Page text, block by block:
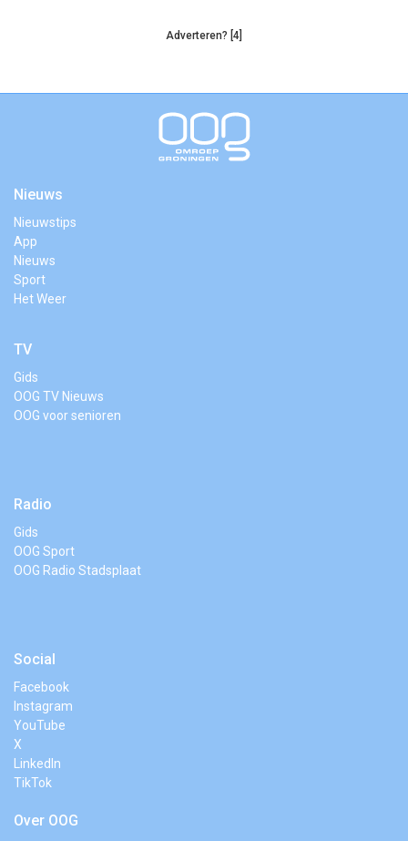
Adverteren? [4]
Nieuws
Nieuwstips
App
Nieuws
Sport
Het Weer
TV
Gids
OOG TV Nieuws
OOG voor senioren
Radio
Gids
OOG Sport
OOG Radio Stadsplaat
Social
Facebook
Instagram
YouTube
X
LinkedIn
TikTok
Over OOG